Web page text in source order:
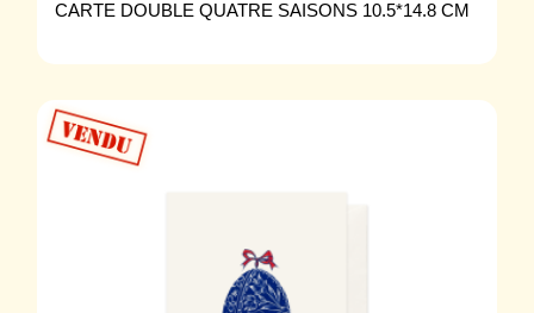
CARTE DOUBLE QUATRE SAISONS 10.5*14.8 CM